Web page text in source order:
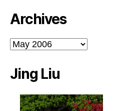
Archives
Archives
Jing Liu